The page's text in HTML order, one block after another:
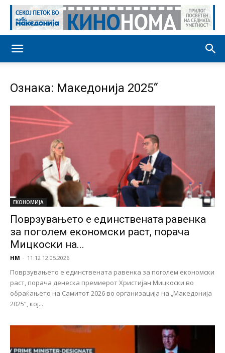
Ознака: Македонија 2025“
ЕКОНОМИЈА
Поврзувањето е единствената равенка
за поголем економски раст, порача
Мицкоски на...
НМ - 11:12 12.05.2026
Поврзувањето е единствената равенка за поголем економски
раст, порача денеска премиерот Христијан Мицкоски во
обраќањето на Самитот 2026 во организација на „Македонија
2025“, кој...